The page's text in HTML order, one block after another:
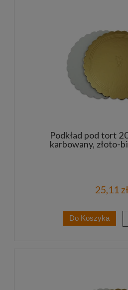
Podkład pod tort
karbowany, złoto-
25,11 zł
Do Koszyka